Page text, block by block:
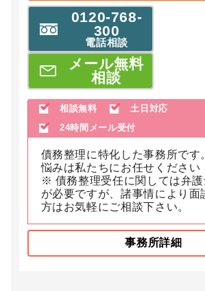
0120-768-
300
電話相談
メール無料
相談
相談無料
土日対応
24時間メール受付
債務整理に特化した事務所です
悩みは私たちにお任せください
※ 債務整理受任に関しては弁
が必要ですが、諸事情により面
方はお気軽にご相談下さい。
事務所詳細